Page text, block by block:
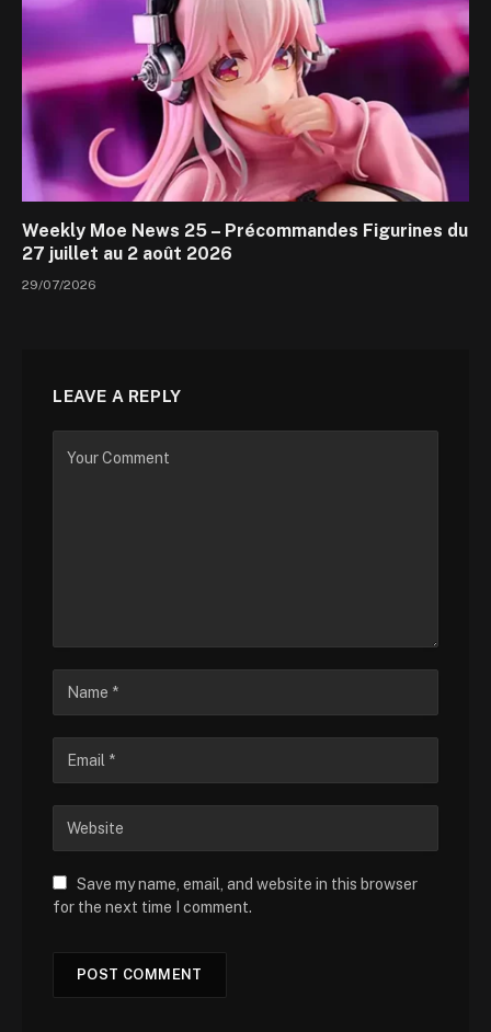
Weekly Moe News 25 – Précommandes Figurines du
27 juillet au 2 août 2026
29/07/2026
LEAVE A REPLY
Save my name, email, and website in this browser
for the next time I comment.